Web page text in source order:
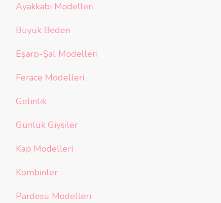
Ayakkabı Modelleri
Büyük Beden
Eşarp-Şal Modelleri
Ferace Modelleri
Gelinlik
Günlük Giysiler
Kap Modelleri
Kombinler
Pardesü Modelleri